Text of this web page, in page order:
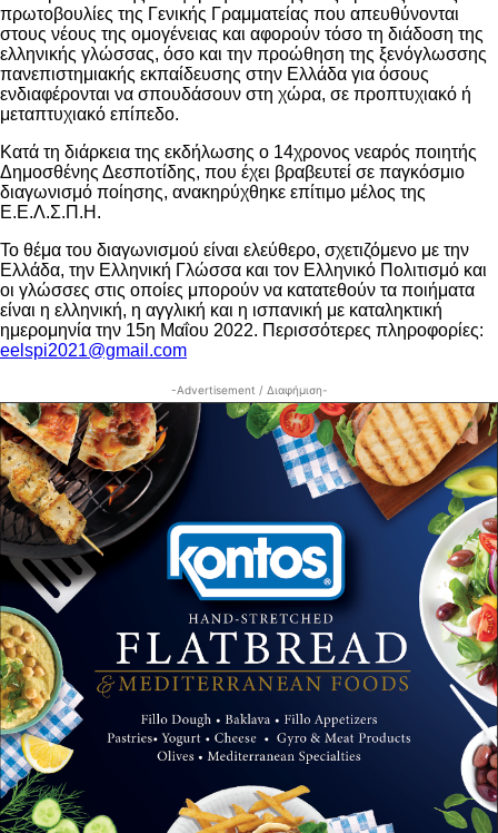
πρωτοβουλίες της Γενικής Γραμματείας που απευθύνονται
στους νέους της ομογένειας και αφορούν τόσο τη διάδοση της
ελληνικής γλώσσας, όσο και την προώθηση της ξενόγλωσσης
πανεπιστημιακής εκπαίδευσης στην Ελλάδα για όσους
ενδιαφέρονται να σπουδάσουν στη χώρα, σε προπτυχιακό ή
μεταπτυχιακό επίπεδο.
Κατά τη διάρκεια της εκδήλωσης ο 14χρονος νεαρός ποιητής
Δημοσθένης Δεσποτίδης, που έχει βραβευτεί σε παγκόσμιο
διαγωνισμό ποίησης, ανακηρύχθηκε επίτιμο μέλος της
Ε.Ε.Λ.Σ.Π.Η.
Το θέμα του διαγωνισμού είναι ελεύθερο, σχετιζόμενο με την
Ελλάδα, την Ελληνική Γλώσσα και τον Ελληνικό Πολιτισμό και
οι γλώσσες στις οποίες μπορούν να κατατεθούν τα ποιήματα
είναι η ελληνική, η αγγλική και η ισπανική με καταληκτική
ημερομηνία την 15η Μαΐου 2022. Περισσότερες πληροφορίες:
eelspi2021@gmail.com
-Advertisement / Διαφήμιση-